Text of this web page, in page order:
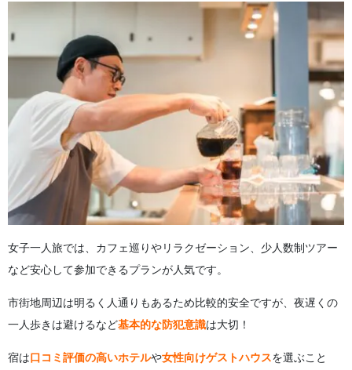
女子一人旅では、カフェ巡りやリラクゼーション、少人数制ツアー
など安心して参加できるプランが人気です。
市街地周辺は明るく人通りもあるため比較的安全ですが、夜遅くの
一人歩きは避けるなど基本的な防犯意識は大切！
宿は口コミ評価の高いホテルや女性向けゲストハウスを選ぶこと